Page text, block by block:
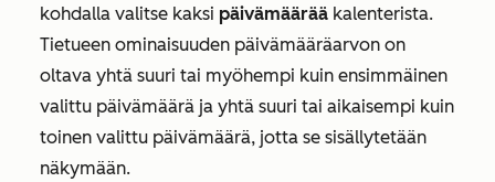
kohdalla valitse kaksi päivämäärää kalenterista.
Tietueen ominaisuuden päivämääräarvon on
oltava yhtä suuri tai myöhempi kuin ensimmäinen
valittu päivämäärä ja yhtä suuri tai aikaisempi kuin
toinen valittu päivämäärä, jotta se sisällytetään
näkymään.